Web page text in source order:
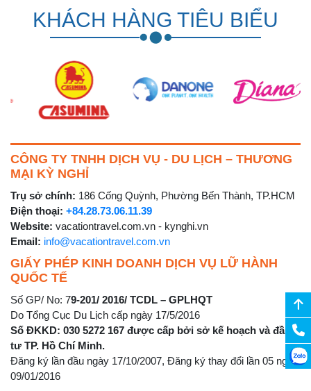
KHÁCH HÀNG TIÊU BIỂU
CÔNG TY TNHH DỊCH VỤ - DU LỊCH – THƯƠNG
MẠI KỲ NGHỈ
Trụ sở chính: 186 Cống Quỳnh, Phường Bến Thành, TP.HCM
Điện thoại: +84.28.73.06.11.39
Website: vacationtravel.com.vn - kynghi.vn
Email: info@vacationtravel.com.vn
GIẤY PHÉP KINH DOANH DỊCH VỤ LỮ HÀNH
QUỐC TẾ
Số GP/ No: 79-201/ 2016/ TCDL – GPLHQT
Do Tổng Cục Du Lịch cấp ngày 17/5/2016
Số ĐKKD: 030 5272 167 được cấp bởi sở kế hoạch và đầu
tư TP. Hồ Chí Minh.
Đăng ký lần đầu ngày 17/10/2007, Đăng ký thay đổi lần 05 ngày
09/01/2016